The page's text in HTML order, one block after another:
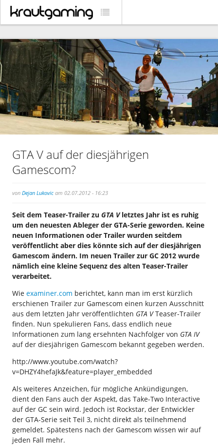
GTA V auf der diesjährigen
Gamescom?
von Dejan Lukovic am 02.07.2012 - 16:23
Seit dem Teaser-Trailer zu GTA Vletztes Jahr ist es ruhig
um den neuesten Ableger der GTA-Serie geworden. Keine
neuen Informationen oder Trailer wurden seitdem
veröffentlicht aber dies könnte sich auf der diesjährigen
Gamescom ändern. Im neuen Trailer zur GC 2012 wurde
nämlich eine kleine Sequenz des alten Teaser-Trailer
verarbeitet.
Wie examiner.com berichtet, kann man im erst kürzlich
erschienen Trailer zur Gamescom einen kurzen Ausschnitt
aus dem letzten Jahr veröffentlichten GTA VTeaser-Trailer
finden. Nun spekulieren Fans, dass endlich neue
Informationen zum lang ersehnten Nachfolger von GTA IV
auf der diesjährigen Gamescom bekannt gegeben werden.
http://www.youtube.com/watch?
v=DHZY4hefaJk&feature=player_embedded
Als weiteres Anzeichen, für mögliche Ankündigungen,
dient den Fans auch der Aspekt, das Take-Two Interactive
auf der GC sein wird. Jedoch ist Rockstar, der Entwickler
der GTA-Serie seit Teil 3, nicht direkt als teilnehmend
gemeldet. Spätestens nach der Gamescom wissen wir auf
jeden Fall mehr.